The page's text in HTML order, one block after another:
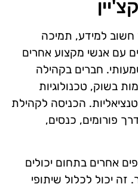
חשוב למידע, תמיכה
עם אנשי מקצוע אחרים
חברים בקהילה
בשוק, טכנולוגיות
הכניסה לקהילת
פורומים, כנסים,
אחרים בתחום יכולים
יכול לכלול שיתופי